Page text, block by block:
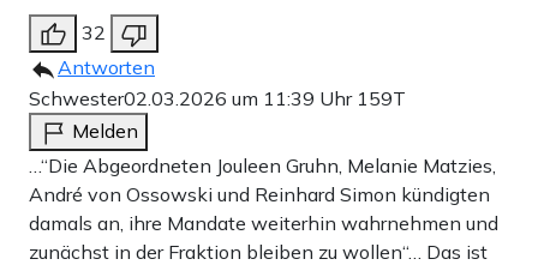
32
Antworten
Schwester02.03.2026 um 11:39 Uhr 159T
Melden
…“Die Abgeordneten Jouleen Gruhn, Melanie Matzies,
André von Ossowski und Reinhard Simon kündigten
damals an, ihre Mandate weiterhin wahrnehmen und
zunächst in der Fraktion bleiben zu wollen“… Das ist